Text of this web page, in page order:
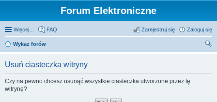
Forum Elektroniczne
Więcej… FAQ Zaloguj się
Zarejestruj się
Wykaz forów
Usuń ciasteczka witryny
Czy na pewno chcesz usunąć wszystkie ciasteczka utworzone przez tę
witrynę?